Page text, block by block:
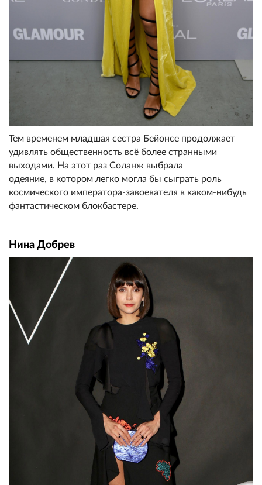
Тем временем младшая сестра Бейонсе продолжает
удивлять общественность всё более странными
выходами. На этот раз Соланж выбрала
одеяние, в котором легко могла бы сыграть роль
космического императора-завоевателя в каком-нибудь
фантастическом блокбастере.
Нина Добрев